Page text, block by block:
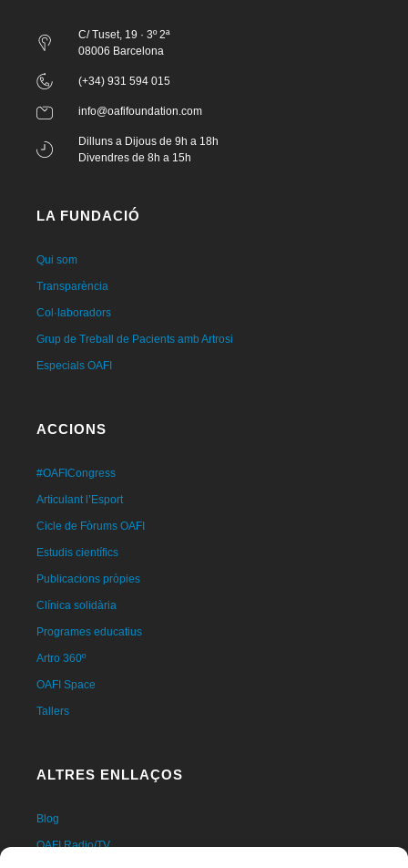
C/ Tuset, 19 · 3º 2ª
08006 Barcelona
(+34) 931 594 015
info@oafifoundation.com
Dilluns a Dijous de 9h a 18h
Divendres de 8h a 15h
LA FUNDACIÓ
Qui som
Transparència
Col·laboradors
Grup de Treball de Pacients amb Artrosi
Especials OAFI
ACCIONS
#OAFICongress
Articulant l’Esport
Cicle de Fòrums OAFI
Estudis científics
Publicacions pròpies
Clínica solidària
Programes educatius
Artro 360º
OAFI Space
Tallers
ALTRES ENLLAÇOS
Blog
OAFI Radio/TV